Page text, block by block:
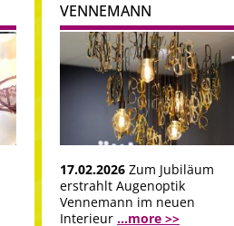
VENNEMANN
17.02.2026 Zum Jubiläum
erstrahlt Augenoptik
Vennemann im neuen
Interieur ...more >>